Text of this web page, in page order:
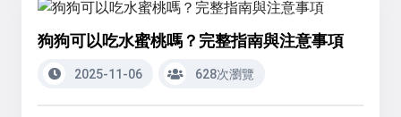
狗狗可以吃水蜜桃嗎？完整指南與注意事項
2025-11-06 628次瀏覽